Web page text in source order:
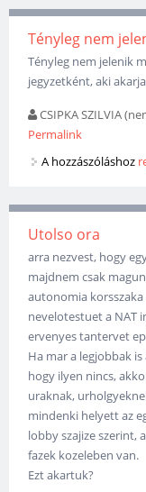
Tényleg nem
Tényleg nem jelenik
jegyzetként, aki
CSIPKA SZILVIA
Permalink
A hozzászóláshoz
Utolso ora
arra nezvest, hogy
majdnem csak
autonomia
nevelotestuet a NAT
ervenyes tantervet
Ha mar a legjobbak
hogy ilyen nincs,
uraknak,
mindenki helyett az
lobby szajize szerint,
fazek kozeleben van.
Ezt akartuk?